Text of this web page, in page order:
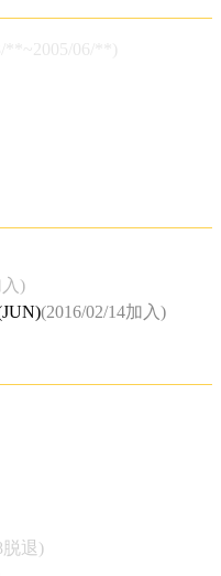
**~2005/06/**)
入)
(2016/02/14加入)
脱退)